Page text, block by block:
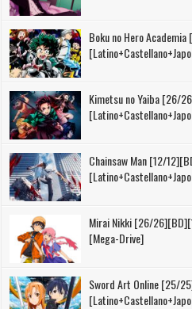
Boku no Hero
Kimetsu no Yaiba [26/
Chainsaw Man [12/
Mirai Nikki [26/
[Mega-Drive]
Sword Art Online [25/